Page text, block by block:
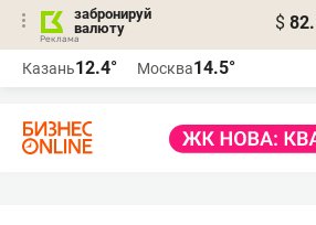
забронируй
валюту
$
Казань12.4° Москва14.5°